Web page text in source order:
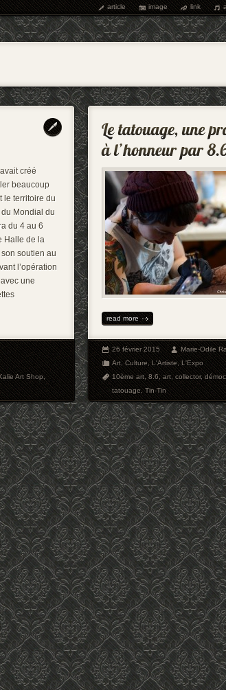
article image link
créé
beaucoup
le territoire du
du Mondial du
du 4 au 6
Halle de la
soutien au
l’opération
une
Art Shop,
read more
26 février 2015 Marie-Odile
Art,Culture,L'Artiste,L'Expo
10ème art,8.6,art,collector,
tatouage,Tin-Tin